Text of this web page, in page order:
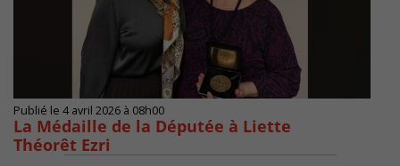
Publié le 4 avril 2026 à 08h00
La Médaille de la Députée à Liette
Théorêt Ezri